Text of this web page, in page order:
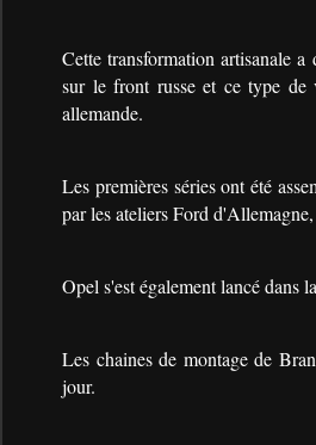
Cette transformation artisanale
sur le front russe et ce type de
allemande.
Les premières séries ont été
par les ateliers Ford
Opel s'est également lancé
Les chaines de montage de
jour.